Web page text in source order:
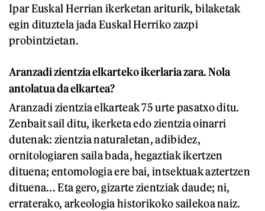
Ipar Euskal Herrian ikerketan ariturik, bilaketak
egin dituztela jada Euskal Herriko zazpi
probintzietan.
Aranzadi zientzia elkarteko ikerlaria zara. Nola
antolatua da elkartea?
Aranzadi zientzia elkarteak 75 urte pasatxo ditu.
Zenbait sail ditu, ikerketa edo zientzia oinarri
dutenak: zientzia naturaletan, adibidez,
ornitologiaren saila bada, hegaztiak ikertzen
dituena; entomologia ere bai, intsektuak aztertzen
dituena... Eta gero, gizarte zientziak daude; ni,
erraterako, arkeologia historikoko sailekoa naiz.